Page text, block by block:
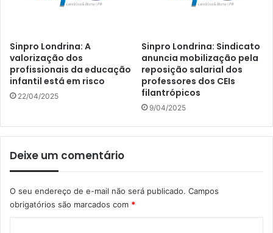
Sinpro Londrina: A
valorização dos
profissionais da educação
infantil está em risco
22/04/2025
Sinpro Londrina: Sindicato
anuncia mobilização pela
reposição salarial dos
professores dos CEIs
filantrópicos
9/04/2025
Deixe um comentário
O seu endereço de e-mail não será publicado. Campos
obrigatórios são marcados com *